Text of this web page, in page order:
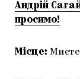
Андрій
просимо!
Місце: